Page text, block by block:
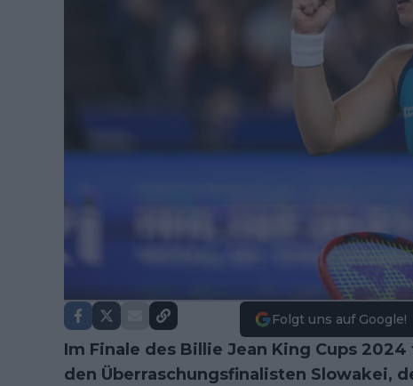
Folgt uns auf Google!
Im Finale des Billie Jean King Cups
den Überraschungsfinalisten Slowakei,